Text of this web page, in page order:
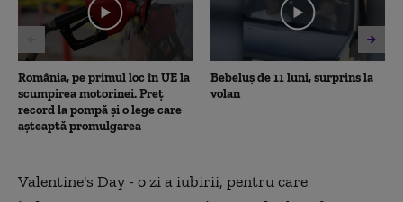
seconds
România, pe primul loc în UE la
scumpirea motorinei. Preț
record la pompă și o lege care
așteaptă promulgarea
Bebeluș de 11 luni, surprins la
volan
Valentine's Day - o zi a iubirii, pentru care